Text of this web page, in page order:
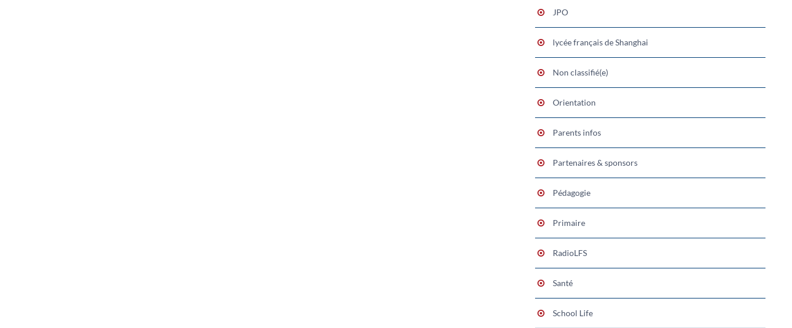
JPO
lycée français de Shanghai
Non classifié(e)
Orientation
Parents infos
Partenaires & sponsors
Pédagogie
Primaire
RadioLFS
Santé
School Life